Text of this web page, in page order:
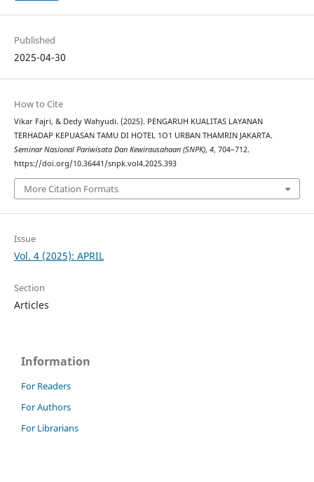
Published
2025-04-30
How to Cite
Vikar Fajri, & Dedy Wahyudi. (2025). PENGARUH KUALITAS LAYANAN
TERHADAP KEPUASAN TAMU DI HOTEL 1O1 URBAN THAMRIN JAKARTA.
Seminar Nasional Pariwisata Dan Kewirausahaan (SNPK), 4, 704–712.
https://doi.org/10.36441/snpk.vol4.2025.393
More Citation Formats
Issue
Vol. 4 (2025): APRIL
Section
Articles
Information
For Readers
For Authors
For Librarians